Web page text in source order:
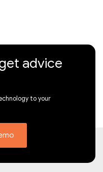
advice
to your